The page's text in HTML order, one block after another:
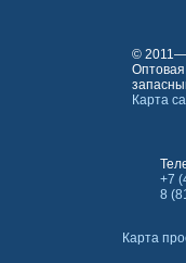
©
Карта
+7
8
Карта